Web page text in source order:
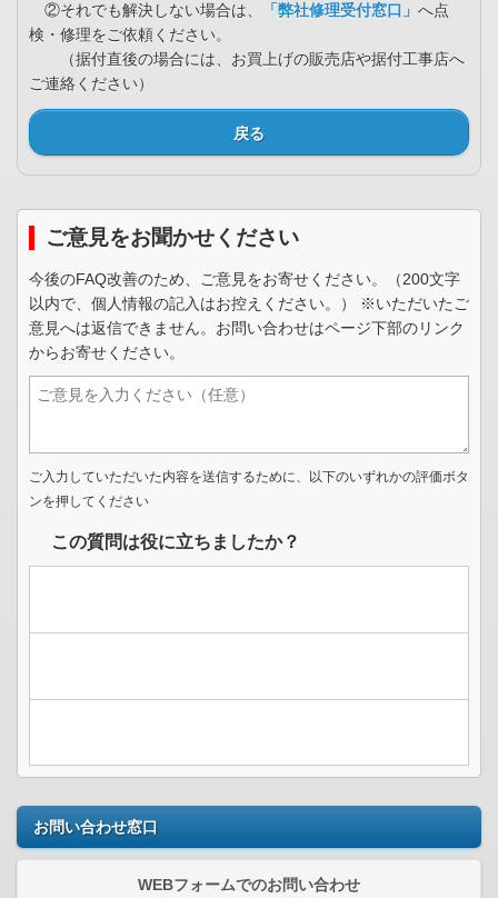
②それでも解決しない場合は、
「弊社修理受付窓口」 へ点
検・修理をご依頼ください。
（据付直後の場合には、お買上げの販売店や据付工事店へ
ご連絡ください）
戻る
ご意見をお聞かせください
今後のFAQ改善のため、ご意見をお寄せください。（200文字
以内で、個人情報の記入はお控えください。） ※いただいたご
意見へは返信できません。お問い合わせはページ下部のリンク
からお寄せください。
ご入力していただいた内容を送信するために、以下のいずれかの評価ボタ
ンを押してください
この質問は役に立ちましたか？
お問い合わせ窓口
WEBフォームでのお問い合わせ